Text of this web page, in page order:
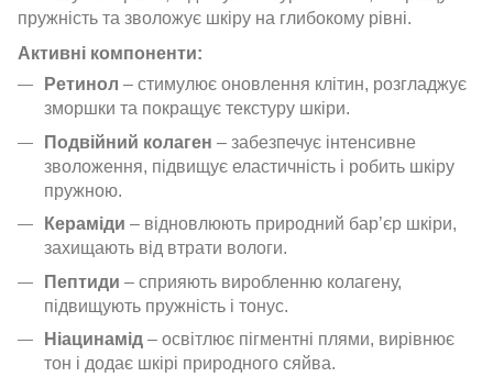
пружність та зволожує шкіру на глибокому рівні.
Активні компоненти:
Ретинол – стимулює оновлення клітин, розгладжує
зморшки та покращує текстуру шкіри.
Подвійний колаген – забезпечує інтенсивне
зволоження, підвищує еластичність і робить шкіру
пружною.
Кераміди – відновлюють природний бар’єр шкіри,
захищають від втрати вологи.
Пептиди – сприяють виробленню колагену,
підвищують пружність і тонус.
Ніацинамід – освітлює пігментні плями, вирівнює
тон і додає шкірі природного сяйва.